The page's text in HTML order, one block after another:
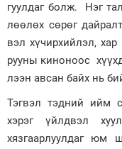
гуул­даг болж. Нэг
лөө­лөх сө­рөг
вэл хүчир­хий­лэл,
руу­ны кино­ноос
лээн ав­сан байх нь
Тэг­вэл тэд­ний ийм
хэрэг үйлдвэл
хязгаарлуулдаг юм